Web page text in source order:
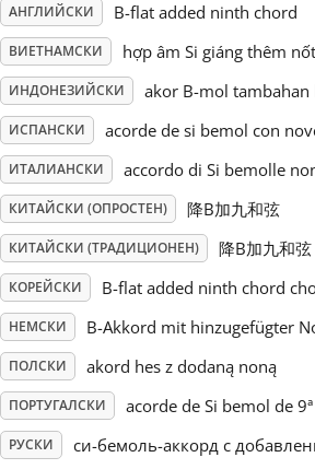
Русский
Svenska
Tiếng Việt
Türkçe
Українська
简体中文
繁體中文
АНГЛИЙСКИ B-flat added ninth chord
ВИЕТНАМСКИ hợp âm Si giáng thêm
ИНДОНЕЗИЙСКИ akor B-mol tambahan
ИСПАНСКИ acorde de si bemol con
ИТАЛИАНСКИ accordo di Si bemolle
КИТАЙСКИ (ОПРОСТЕН) 降B加九和弦
КИТАЙСКИ (ТРАДИЦИОНЕН) 降B加九和弦
КОРЕЙСКИ B-flat added ninth chord
НЕМСКИ B-Akkord mit hinzugefügter
ПОЛСКИ akord hes z dodaną noną
ПОРТУГАЛСКИ acorde de Si bemol de 9ª
РУСКИ си-бемоль-аккорд с